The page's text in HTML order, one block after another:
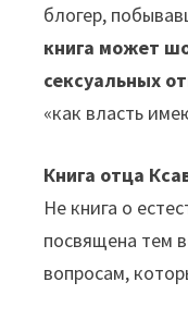
блогер,
книга может
сексуальных
«как власть
Книга отца
Не книга о
посвящена тем
вопросам,